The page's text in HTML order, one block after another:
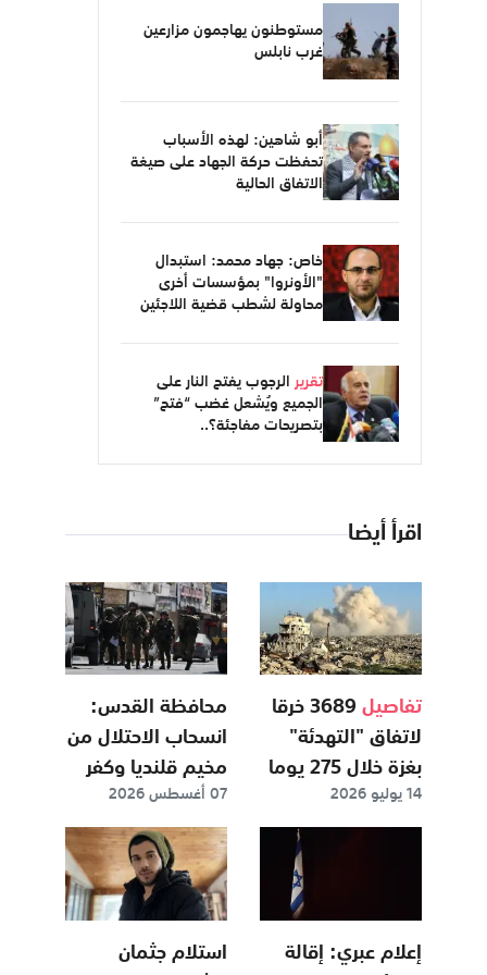
مستوطنون يهاجمون مزارعين
غرب نابلس
أبو شاهين: لهذه الأسباب
تحفظت حركة الجهاد على صيغة
الاتفاق الحالية
خاص: جهاد محمد: استبدال
"الأونروا" بمؤسسات أخرى
محاولة لشطب قضية اللاجئين
تقرير الرجوب يفتح النار على
الجميع ويُشعل غضب “فتح”
بتصريحات مفاجئة؟..
اقرأ أيضا
تفاصيل
3689 خرقا
لاتفاق "التهدئة"
بغزة خلال 275 يوما
14 يوليو 2026
محافظة القدس:
انسحاب الاحتلال من
مخيم قلنديا وكفر
عقب بعد عدوان
استمر يومين
07 أغسطس 2026
إعلام عبري: إقالة
استلام جثمان